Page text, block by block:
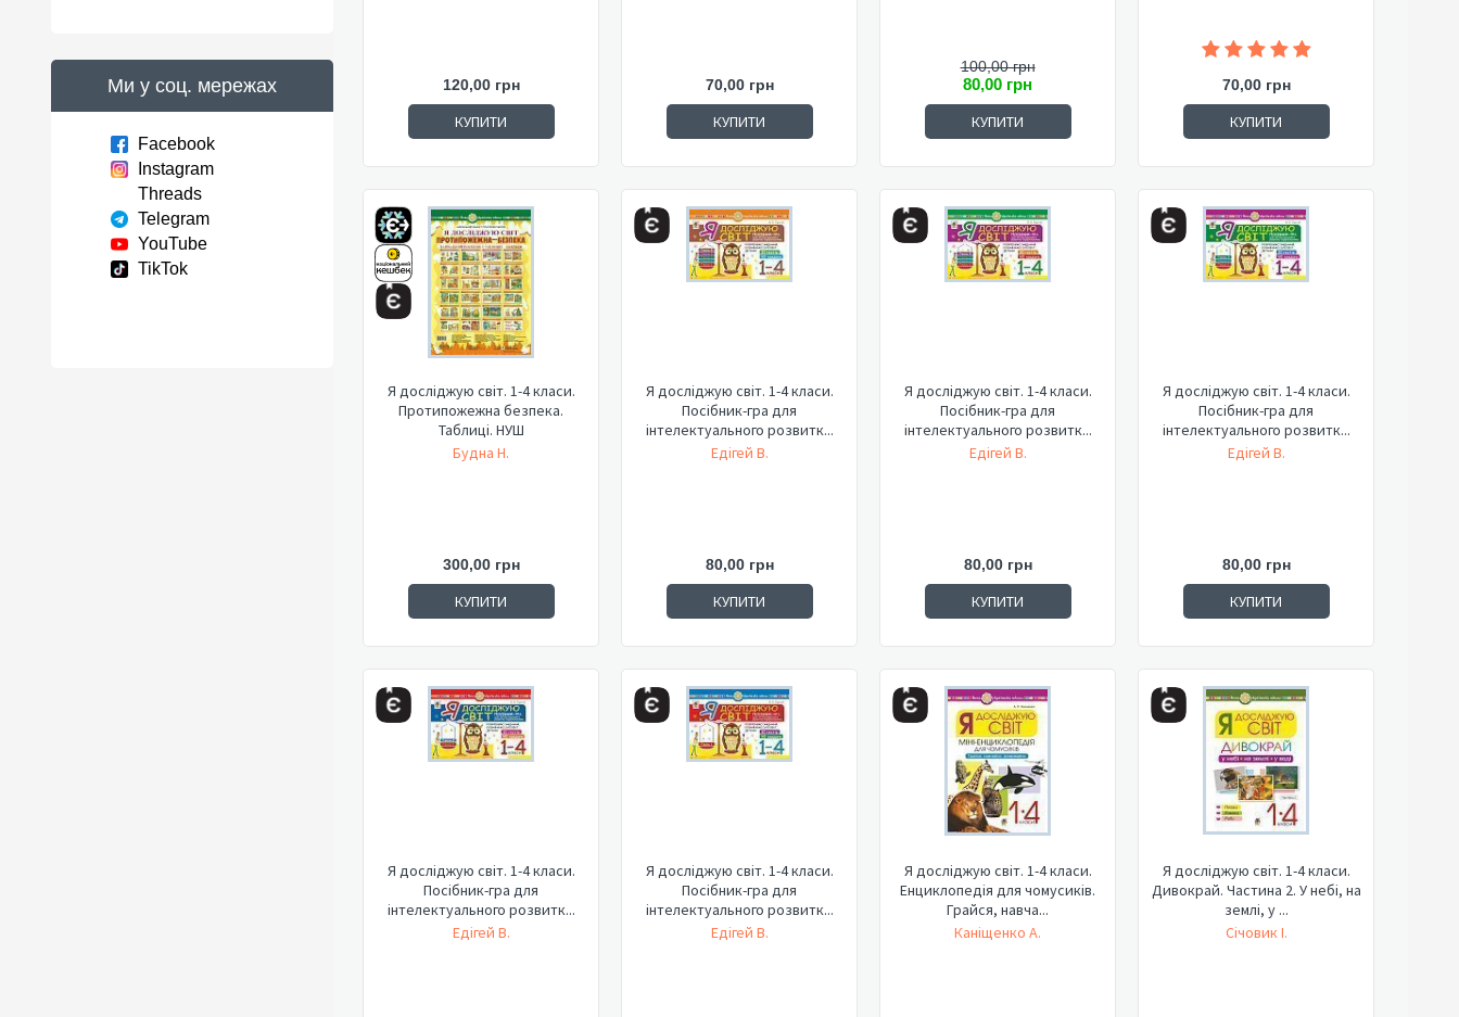
Ми у соц. мережах
Facebook
Instagram
Threads
Telegram
YouTube
TikTok
120,00 грн
КУПИТИ
70,00 грн
КУПИТИ
100,00 грн
80,00 грн
КУПИТИ
70,00 грн
КУПИТИ
Я досліджую світ. 1-4 класи.
Протипожежна безпека.
Таблиці. НУШ
Будна Н.
300,00 грн
КУПИТИ
Я досліджую світ. 1-4 класи.
Посібник-гра для
інтелектуального розвитк...
Едігей В.
80,00 грн
КУПИТИ
Я досліджую світ. 1-4 класи.
Посібник-гра для
інтелектуального розвитк...
Едігей В.
80,00 грн
КУПИТИ
Я досліджую світ. 1-4 класи.
Посібник-гра для
інтелектуального розвитк...
Едігей В.
80,00 грн
КУПИТИ
Я досліджую світ. 1-4 класи.
Посібник-гра для
інтелектуального розвитк...
Едігей В.
Я досліджую світ. 1-4 класи.
Посібник-гра для
інтелектуального розвитк...
Едігей В.
Я досліджую світ. 1-4 класи.
Енциклопедія для чомусиків.
Грайся, навча...
Каніщенко А.
Я досліджую світ. 1-4 класи.
Дивокрай. Частина 2. У небі, на
землі, у ...
Січовик І.